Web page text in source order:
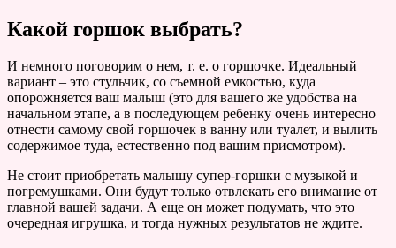
Какой горшок выбрать?
И немного поговорим о нем, т. е. о горшочке. Идеальный
вариант – это стульчик, со съемной емкостью, куда
опорожняется ваш малыш (это для вашего же удобства на
начальном этапе, а в последующем ребенку очень интересно
отнести самому свой горшочек в ванну или туалет, и вылить
содержимое туда, естественно под вашим присмотром).
Не стоит приобретать малышу супер-горшки с музыкой и
погремушками. Они будут только отвлекать его внимание от
главной вашей задачи. А еще он может подумать, что это
очередная игрушка, и тогда нужных результатов не ждите.